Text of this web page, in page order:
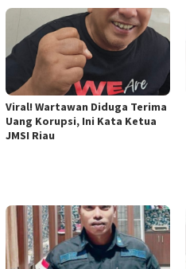
Viral! Wartawan Diduga Terima
Uang Korupsi, Ini Kata Ketua
JMSI Riau